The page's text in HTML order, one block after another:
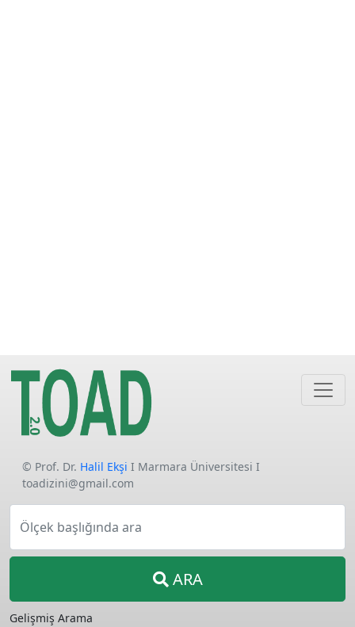
© Prof. Dr. Halil Ekşi I Marmara Üniversitesi I
toadizini@gmail.com
Ölçek başlığında ara
ARA
Gelişmiş Arama